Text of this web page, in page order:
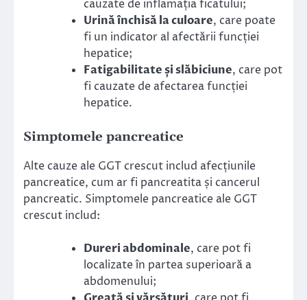
cauzate de inflamația ficatului;
Urină închisă la culoare, care poate
fi un indicator al afectării funcției
hepatice;
Fatigabilitate și slăbiciune, care pot
fi cauzate de afectarea funcției
hepatice.
Simptomele pancreatice
Alte cauze ale GGT crescut includ afecțiunile
pancreatice, cum ar fi pancreatita și cancerul
pancreatic. Simptomele pancreatice ale GGT
crescut includ:
Dureri abdominale, care pot fi
localizate în partea superioară a
abdomenului;